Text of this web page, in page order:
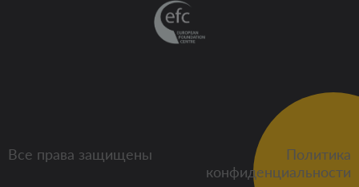
Все права защищены
Политика
конфиденциальности